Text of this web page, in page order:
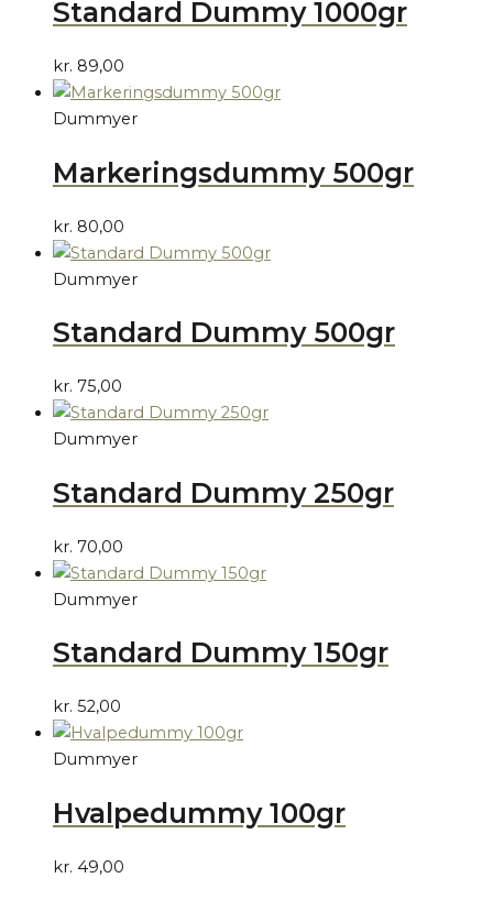
Standard Dummy 1000gr
kr. 89,00
Dummyer
Markeringsdummy 500gr
kr. 80,00
Dummyer
Standard Dummy 500gr
kr. 75,00
Dummyer
Standard Dummy 250gr
kr. 70,00
Dummyer
Standard Dummy 150gr
kr. 52,00
Dummyer
Hvalpedummy 100gr
kr. 49,00